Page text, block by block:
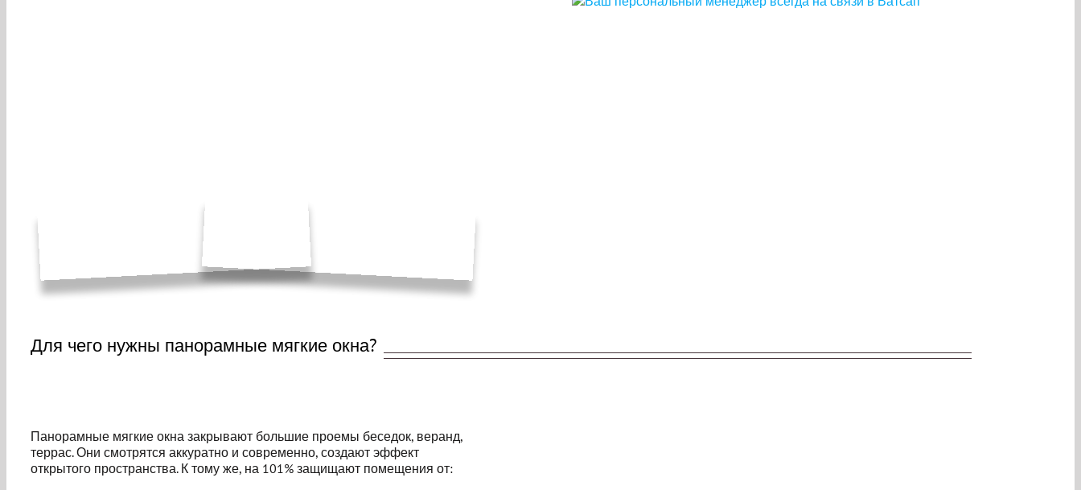
Для чего нужны панорамные мягкие окна?
Панорамные мягкие окна закрывают большие проемы беседок, веранд,
террас. Они смотрятся аккуратно и современно, создают эффект
открытого пространства. К тому же, на 101% защищают помещения от: